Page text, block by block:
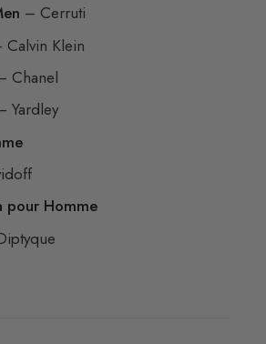
– Cerruti
Calvin Klein
Chanel
Yardley
pour Homme